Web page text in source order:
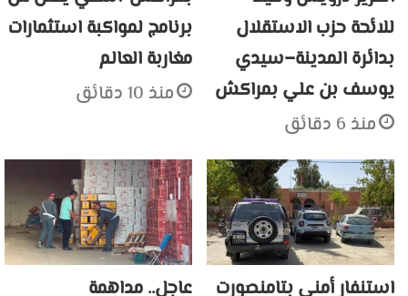
للائحة حزب الاستقلال
بدائرة المدينة–سيدي
يوسف بن علي بمراكش
منذ 6 دقائق
برنامج لمواكبة استثمارات
مغاربة العالم
منذ 10 دقائق
استنفار أمني بتامنصورت
عاجل.. مداهمة